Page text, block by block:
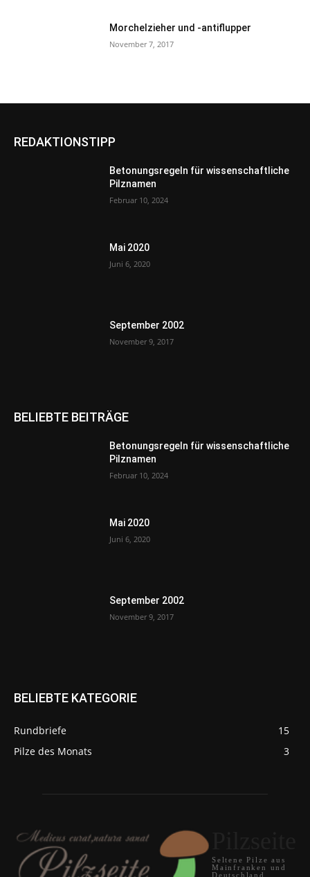
Morchelzieher und -antiflupper
November 7, 2017
REDAKTIONSTIPP
Betonungsregeln für wissenschaftliche
Pilznamen
Februar 10, 2024
Mai 2020
Juni 6, 2020
September 2002
November 9, 2017
BELIEBTE BEITRÄGE
Betonungsregeln für wissenschaftliche
Pilznamen
Februar 10, 2024
Mai 2020
Juni 6, 2020
September 2002
November 9, 2017
BELIEBTE KATEGORIE
Rundbriefe
15
Pilze des Monats
3
Seltene Pilze aus
Mainfranken und
Deutschland